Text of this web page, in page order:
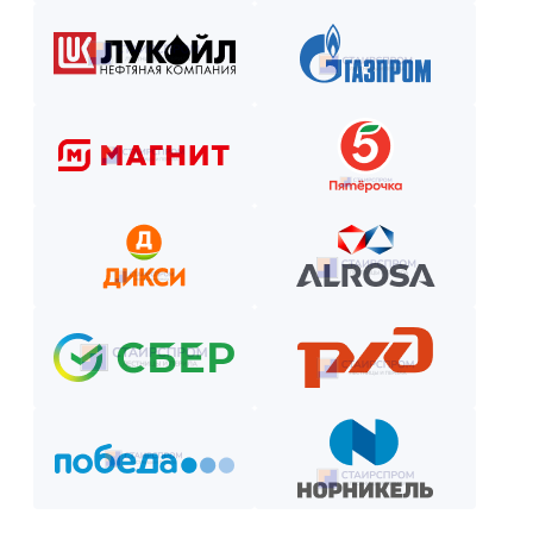
Оставьте заявку на сайте или по телефону.
Получите смету и договор.
Внесите предоплату (если требуется).
Отслеживайте этапы производства и монтажа.
Оплатите остаток после приёмки —
и наслаждайтесь новой конструкцией!